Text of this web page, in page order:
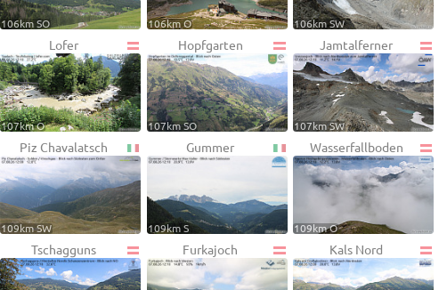
106km SO 106km O 106km SW
Lofer
107km O
Hopfgarten
107km SO
Jamtalferner
107km SW
Piz Chavalatsch
109km SW
Gummer
109km S
Wasserfallboden
109km O
Tschagguns Furkajoch Kals Nord